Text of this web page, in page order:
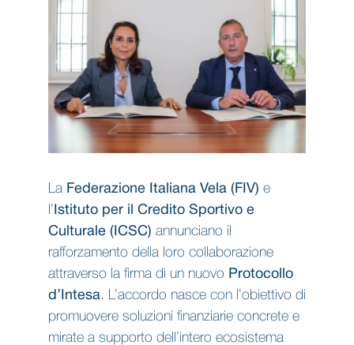
La Federazione Italiana Vela (FIV) e
l’ Istituto per il Credito Sportivo e
Culturale (ICSC) annunciano il
rafforzamento della loro collaborazione
attraverso la firma di un nuovo Protocollo
d’Intesa. L’accordo nasce con l’obiettivo di
promuovere soluzioni finanziarie concrete e
mirate a supporto dell’intero ecosistema